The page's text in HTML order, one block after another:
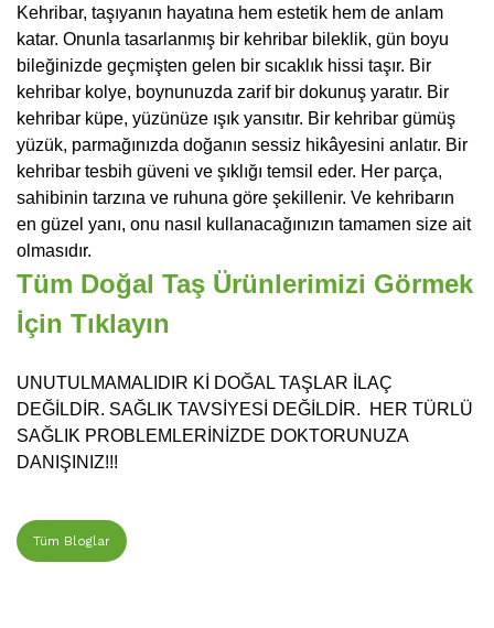
Kehribar, taşıyanın hayatına hem estetik hem de anlam
katar. Onunla tasarlanmış bir kehribar bileklik, gün boyu
bileğinizde geçmişten gelen bir sıcaklık hissi taşır. Bir
kehribar kolye, boynunuzda zarif bir dokunuş yaratır. Bir
kehribar küpe, yüzünüze ışık yansıtır. Bir kehribar gümüş
yüzük, parmağınızda doğanın sessiz hikâyesini anlatır. Bir
kehribar tesbih güveni ve şıklığı temsil eder. Her parça,
sahibinin tarzına ve ruhuna göre şekillenir. Ve kehribarın
en güzel yanı, onu nasıl kullanacağınızın tamamen size ait
olmasıdır.
Tüm Doğal Taş Ürünlerimizi Görmek
İçin Tıklayın
UNUTULMAMALIDIR Kİ DOĞAL TAŞLAR İLAÇ
DEĞİLDİR. SAĞLIK TAVSİYESİ DEĞİLDİR. HER TÜRLÜ
SAĞLIK PROBLEMLERİNİZDE DOKTORUNUZA
DANIŞINIZ!!!
Tüm Bloglar